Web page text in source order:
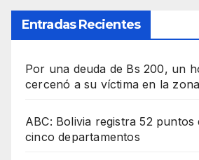
Entradas Recientes
Por una deuda de Bs 200, un
cercenó a su víctima en la
ABC: Bolivia registra 52
cinco departamentos